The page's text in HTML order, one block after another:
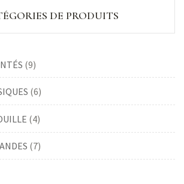
DE PRODUITS
(9)
(6)
(4)
(7)